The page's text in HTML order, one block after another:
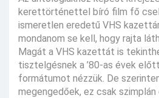
kerettörténettel bíró film fő
ismeretlen eredetű VHS
mondanom se kell, hogy rajta
Magát a VHS kazettát is
tisztelgésnek a ’80-as évek
formátumot nézzük. De
megengedőek, ez csak